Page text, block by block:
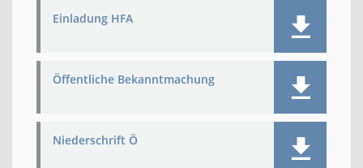
Einladung HFA
Öffentliche Bekanntmachung
Niederschrift Ö